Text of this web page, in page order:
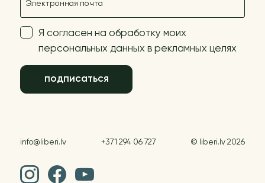
Я согласен на обработку моих
персональных данных в рекламных целях
подписаться
info@liberi.lv +371 294 06 727 © liberi.lv 2026